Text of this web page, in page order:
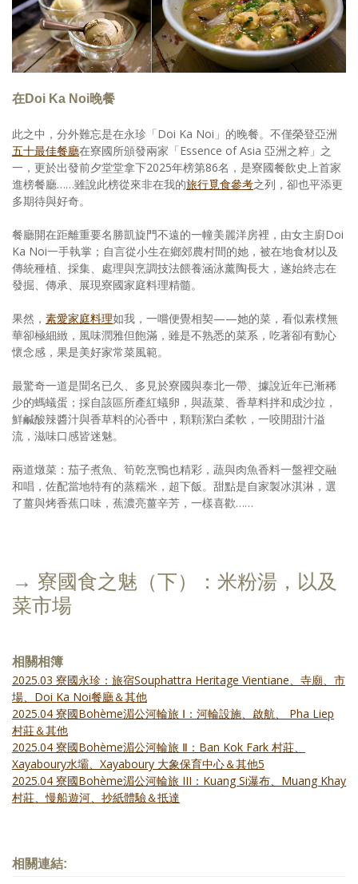
在Doi Ka Noi晚餐
此之中，分外難忘是在永珍「Doi Ka Noi」的晚餐。不僅榮登亞洲
五十最佳餐廳在寮國所頒發兩家「Essence of Asia 亞洲之粹」之
一，更於出發前夕堂堂拿下2025年榜第86名，是寮國餐飲史上首家
進榜餐廳……雖說此榜從來非在我的旅行覓食參考之列，卻也平添更
多期待與好奇。
餐廳開在距離重要名勝凱旋門不遠的一幢美麗洋房裡，由女主廚Doi
Ka Noi一手執掌；自言從小生在鄉郊農村間的她，被在地食材以及
傳統種植、採集、處理與烹調技法餵養涵泳薰陶長大，遂始終志在
發掘、傳承、展現寮國家庭料理精髓。
果然， 素愛家庭料理如我，一嚐便覺相契——她的菜，看似素樸無
華卻極細緻，風味潤雅但飽滿，雖是不熟悉的菜系，吃著卻有動心
懷念感，果是美好家常菜風範。
最驚奇一道是聞名已久、多見於寮國與泰北一帶、據說近年已漸稀
少的螞蟻蛋；採自該區所產紅蟻卵，與蔬菜、香草料拌和成沙拉，
鮮鹹酸辣醬汁與香草料的沁香中，顆顆潔白柔軟，一咬開甜汁溢
流，滋味口感皆迷魅。
兩道燉菜：茄子煮魚、筍乾烹鴨也精彩，蔬與肉魚香料一盤裡交融
和唱，佐配當地特有的蒸糯米，超下飯。甜點是自家製冰淇淋，選
了薑與烤香蕉口味，蕉濃亮薑辛芳，一樣喜歡……
→ 寮國食之魅（下）：米粉湯，以及
菜市場
相關相簿
2025.03 寮國永珍：旅宿Souphattra Heritage Vientiane、寺廟、市
場、Doi Ka Noi餐廳＆其他
2025.04 寮國Bohème湄公河輪旅 Ⅰ：河輪設施、啟航、 Pha Liep
村莊＆其他
2025.04 寮國Bohème湄公河輪旅 Ⅱ：Ban Kok Fark 村莊、
Xayaboury水壩、Xayaboury 大象保育中心＆其他5
2025.04 寮國Bohème湄公河輪旅 III：Kuang Si瀑布、Muang Khay
村莊、慢船遊河、抄紙體驗＆抵達
相關連結: